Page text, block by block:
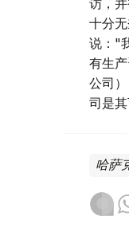
访，
十分
说："
有生
公司
司是
哈萨